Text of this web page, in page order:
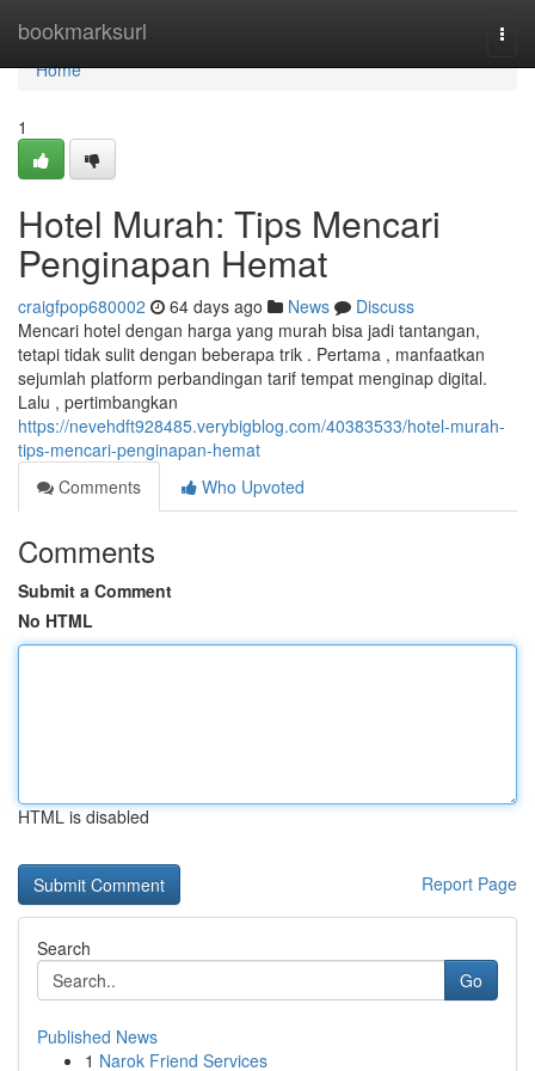
bookmarksurl
Home
Home
1
Hotel Murah: Tips Mencari
Penginapan Hemat
craigfpop680002 64 days ago News
Discuss
Mencari hotel dengan harga yang murah bisa jadi tantangan,
tetapi tidak sulit dengan beberapa trik . Pertama , manfaatkan
sejumlah platform perbandingan tarif tempat menginap digital.
Lalu , pertimbangkan
https://nevehdft928485.verybigblog.com/40383533/hotel-murah-
tips-mencari-penginapan-hemat
Comments
Who Upvoted
Comments
Submit a Comment
No HTML
HTML is disabled
Report Page
Search
Go
Published News
1 Narok Friend Services